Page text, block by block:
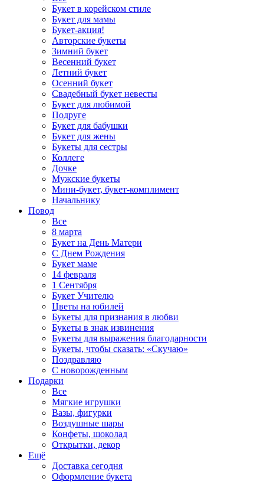
Букет в корейском стиле
Букет для мамы
Букет-акция!
Авторские букеты
Зимний букет
Весенний букет
Летний букет
Осенний букет
Свадебный букет невесты
Букет для любимой
Подруге
Букет для бабушки
Букет для жены
Букеты для сестры
Коллеге
Дочке
Мужские букеты
Мини-букет, букет-комплимент
Начальнику
Повод
Все
8 марта
Букет на День Матери
С Днем Рождения
Букет маме
14 февраля
1 Сентября
Букет Учителю
Цветы на юбилей
Букеты для признания в любви
Букеты в знак извинения
Букеты для выражения благодарности
Букеты, чтобы сказать: «Скучаю»
Поздравляю
С новорожденным
Подарки
Все
Мягкие игрушки
Вазы, фигурки
Воздушные шары
Конфеты, шоколад
Открытки, декор
Ещё
Доставка сегодня
Оформление букета